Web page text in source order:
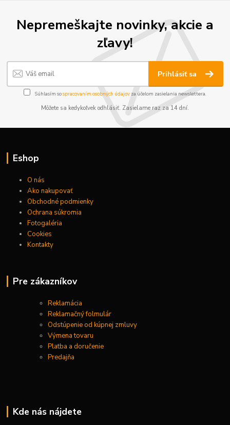
Nepremeškajte novinky, akcie a
zľavy!
Prihlásiť sa
Súhlasím sospracovaním osobných údajov za účelom zasielania newslettera.
Môžete sa kedykoľvek odhlásiť. Zasielame raz za 14 dní.
Eshop
O nás
Ako nakupovať
Obchodné podmienky
Ochrana súkromia
Fotogaléria
Cookies
Kontakty
Pre zákazníkov
Reklamácia
Reklamačný folmulár
Odstúpenie od kúpnej zmluvy
Výmena tovaru
Platba a doručenie
Predajňa
Kde nás nájdete